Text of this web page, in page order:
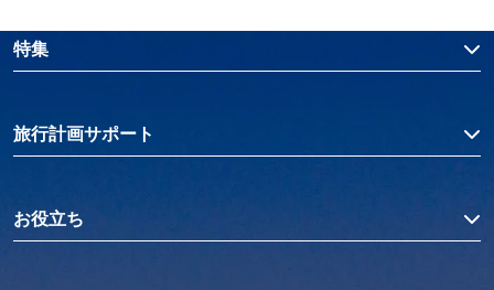
特集
旅行計画サポート
お役立ち